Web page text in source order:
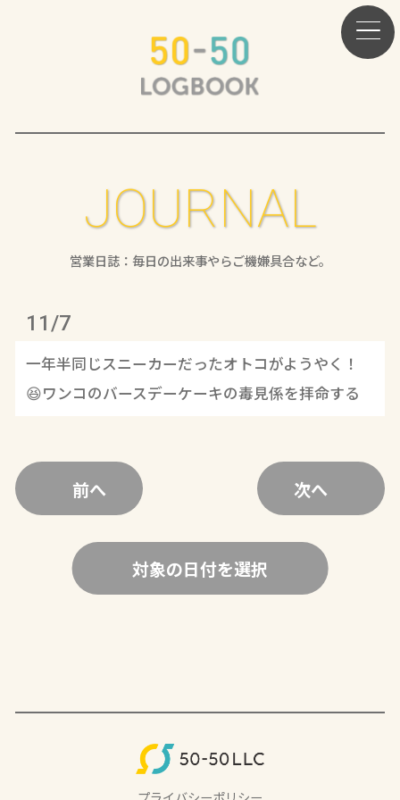
JOURNAL
営業日誌：毎日の出来事やらご機嫌具合など。
11/7
一年半同じスニーカーだったオトコがようやく！
😆ワンコのバースデーケーキの毒見係を拝命する
前へ 次へ
対象の日付を選択